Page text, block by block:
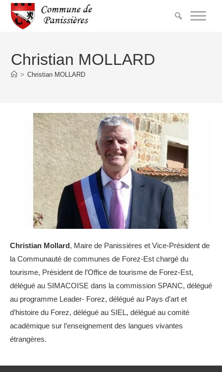
Christian MOLLARD
> Christian MOLLARD
Christian Mollard, Maire de Panissières et Vice-Président de
la Communauté de communes de Forez-Est chargé du
tourisme, Président de l’Office de tourisme de Forez-Est,
délégué au SIMACOISE dans la commission SPANC, délégué
au programme Leader- Forez, délégué au Pays d’art et
d’histoire du Forez, délégué au SIEL, délégué au comité
académique sur l’enseignement des langues vivantes
étrangères.